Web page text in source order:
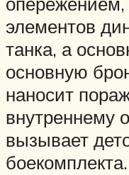
элементов
танка, а
основную
наносит
внутреннему
вызывает
боекомплекта.